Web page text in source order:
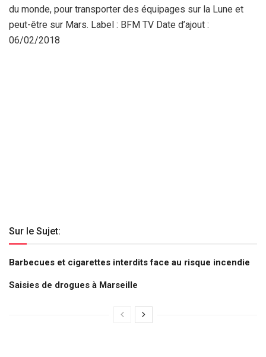
du monde, pour transporter des équipages sur la Lune et
peut-être sur Mars. Label : BFM TV Date d’ajout :
06/02/2018
Sur le Sujet:
Barbecues et cigarettes interdits face au risque incendie
Saisies de drogues à Marseille